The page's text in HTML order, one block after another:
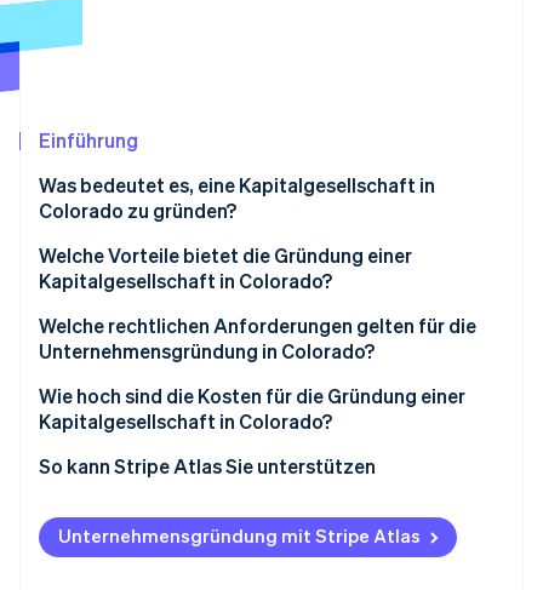
Betrugsprävention
Atlas
Online-Identitätsprüfung
Stripe-Sessions 2026
Erfahren Sie, wie Stripe Lösungen für die
Einführung
Was bedeutet es, eine Kapitalgesellschaft in
Colorado zu gründen?
Welche Vorteile bietet die Gründung einer
Kapitalgesellschaft in Colorado?
Welche rechtlichen Anforderungen gelten für die
Unternehmensgründung in Colorado?
1. Ihre Unternehmensstruktur festlegen
2. Wählen Sie einen gesetzeskonformen Namen
3. Ernennen Sie ein/e registrierte/n Vertreter/in
4. Reichen Sie die Gründungsunterlagen ein
Wie hoch sind die Kosten für die Gründung einer
Kapitalgesellschaft in Colorado?
So kann Stripe Atlas Sie unterstützen
Bei Atlas eine Unternehmensgründung beantragen
Zahlungen und Bankgeschäfte vor Erhalt der EIN
Unternehmensgründung mit Stripe Atlas